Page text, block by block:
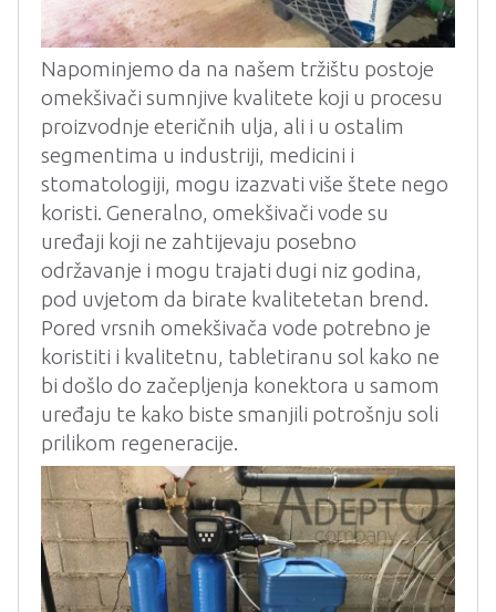
Napominjemo da na našem tržištu postoje
omekšivači sumnjive kvalitete koji u procesu
proizvodnje eteričnih ulja, ali i u ostalim
segmentima u industriji, medicini i
stomatologiji, mogu izazvati više štete nego
koristi. Generalno, omekšivači vode su
uređaji koji ne zahtijevaju posebno
održavanje i mogu trajati dugi niz godina,
pod uvjetom da birate kvalitetetan brend.
Pored vrsnih omekšivača vode potrebno je
koristiti i kvalitetnu, tabletiranu sol kako ne
bi došlo do začepljenja konektora u samom
uređaju te kako biste smanjili potrošnju soli
prilikom regeneracije.